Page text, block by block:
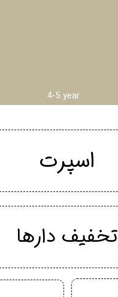
4-5 year
اسپرت
تخفیف دارها